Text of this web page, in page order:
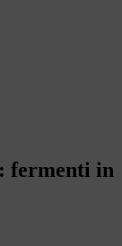
fermenti in